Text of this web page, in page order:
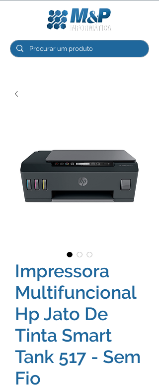
Impressora
Multifuncional
Hp Jato De
Tinta Smart
Tank 517 - Sem
Fio